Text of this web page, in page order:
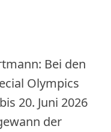
Bei den
Olympics
20. Juni 2026
der